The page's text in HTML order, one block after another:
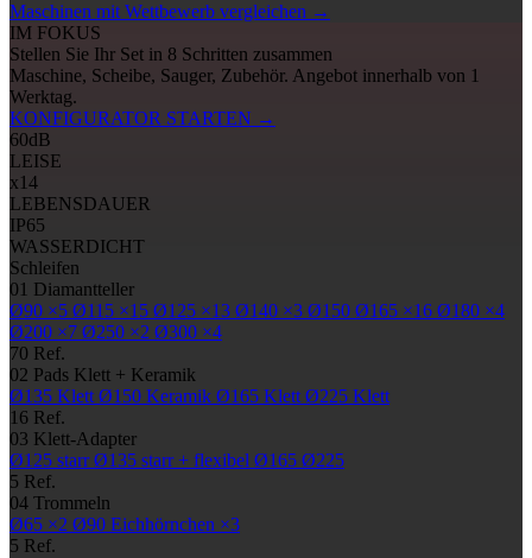
Maschinen mit Wettbewerb vergleichen →
IM FOKUS
Stellen Sie Ihr Set in 8 Schritten zusammen
Maschine, Scheibe, Sauger, Zubehör. Angebot innerhalb von 1
Werktag.
KONFIGURATOR STARTEN →
60dB
LEISE
x14
LEBENSDAUER
IP65
WASSERDICHT
Schleifen
01 Diamantteller
Ø90 ×5 Ø115 ×15 Ø125 ×13 Ø140 ×3 Ø150 Ø165 ×16 Ø180 ×4
Ø200 ×7 Ø250 ×2 Ø300 ×4
70 Ref.
02 Pads Klett + Keramik
Ø135 Klett Ø150 Keramik Ø165 Klett Ø225 Klett
16 Ref.
03 Klett-Adapter
Ø125 starr Ø135 starr + flexibel Ø165 Ø225
5 Ref.
04 Trommeln
Ø65 ×2 Ø90 Eichhörnchen ×3
5 Ref.